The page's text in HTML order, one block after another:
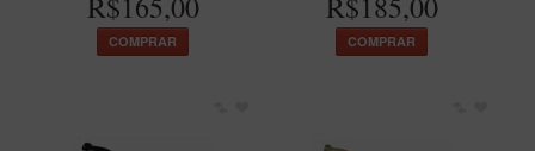
Elite Nº 2
COMPRAR COMPRAR